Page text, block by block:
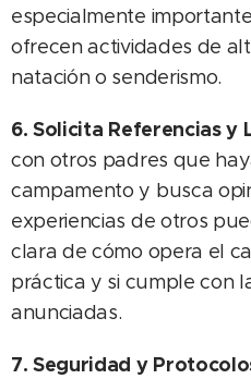
especialmente
ofrecen actividades de
natación o senderismo.
6. Solicita Referencias y
con otros padres que
campamento y busca
experiencias de otros
clara de cómo opera el
práctica y si cumple con
anunciadas.
7. Seguridad y